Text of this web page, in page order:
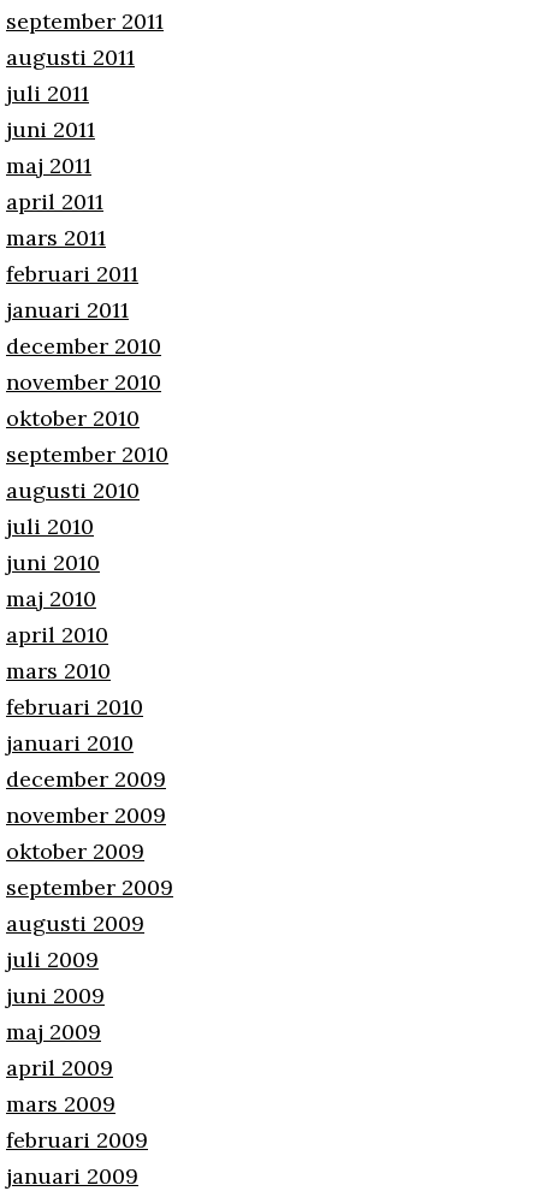
september 2011
augusti 2011
juli 2011
juni 2011
maj 2011
april 2011
mars 2011
februari 2011
januari 2011
december 2010
november 2010
oktober 2010
september 2010
augusti 2010
juli 2010
juni 2010
maj 2010
april 2010
mars 2010
februari 2010
januari 2010
december 2009
november 2009
oktober 2009
september 2009
augusti 2009
juli 2009
juni 2009
maj 2009
april 2009
mars 2009
februari 2009
januari 2009